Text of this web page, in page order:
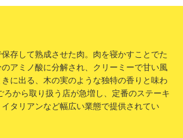
存して熟成させた肉。肉を寝かすことでた
アミノ酸に分解され、クリーミーで甘い風
に出る、木の実のような独特の香りと味わ
ろから取り扱う店が急増し、定番のステーキ
タリアンなど幅広い業態で提供されてい